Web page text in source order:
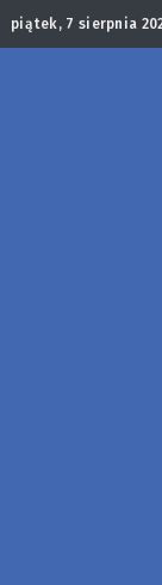
piątek, 7 sierpnia